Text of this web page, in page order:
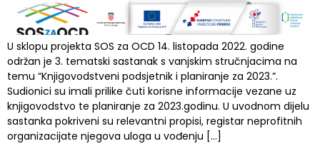
U sklopu projekta SOS za OCD 14. listopada 2022. godine
održan je 3. tematski sastanak s vanjskim stručnjacima na
temu “Knjigovodstveni podsjetnik i planiranje za 2023.”.
Sudionici su imali prilike čuti korisne informacije vezane uz
knjigovodstvo te planiranje za 2023.godinu. U uvodnom dijelu
sastanka pokriveni su relevantni propisi, registar neprofitnih
organizacijate njegova uloga u vođenju […]